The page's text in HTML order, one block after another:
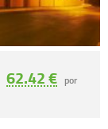
62.42 € por